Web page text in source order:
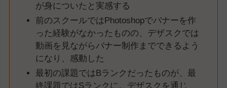
が身についたと実感する
前のスクールではPhotoshopでバナーを作
った経験がなかったものの、デザスクでは
動画を見ながらバナー制作までできるよう
になり、感動した
最初の課題ではBランクだったものが、最
終課題ではSランクに。デザスクを通じ